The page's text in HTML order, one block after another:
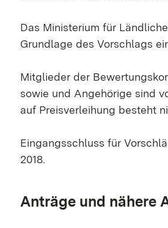
Das Ministerium für
Grundlage des Vorschlags
Mitglieder der
sowie und Angehörige sind
auf Preisverleihung besteht
Eingangsschluss für
2018.
Anträge und nähere